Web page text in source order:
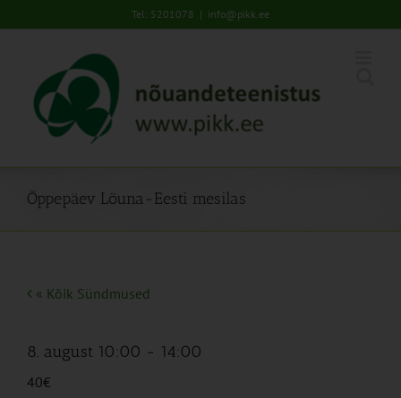
to
Tel: 5201078 | info@pikk.ee
Õppepäev Lõuna-Eesti mesilas
« Kõik Sündmused
8. august 10:00 - 14:00
40€